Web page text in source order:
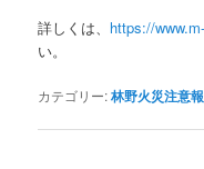
詳しくは、 https://
い。
カテゴリー:林野火災注意